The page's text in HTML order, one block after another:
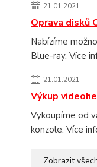
21.01.2021
Oprava disků
Nabízíme
Blue-ray. Více
21.01.2021
Výkup
Vykoupíme od
konzole. Více
Zobrazit